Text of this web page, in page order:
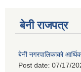
बेनी राजपत्र
बेनी नगरपालिकाको
Post date: 07/17/